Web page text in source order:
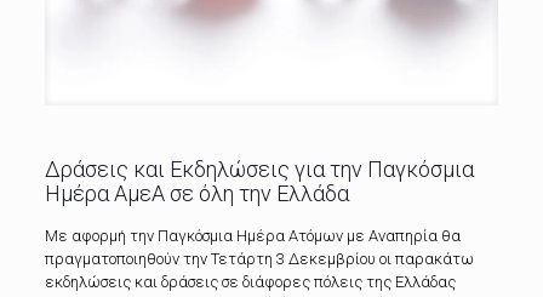
Δράσεις και Εκδηλώσεις για την Παγκόσμια
Ημέρα ΑμεΑ σε όλη την Ελλάδα
Με αφορμή την Παγκόσμια Ημέρα Ατόμων με Αναπηρία θα
πραγματοποιηθούν την Τετάρτη 3 Δεκεμβρίου οι παρακάτω
εκδηλώσεις και δράσεις σε διάφορες πόλεις της Ελλάδας